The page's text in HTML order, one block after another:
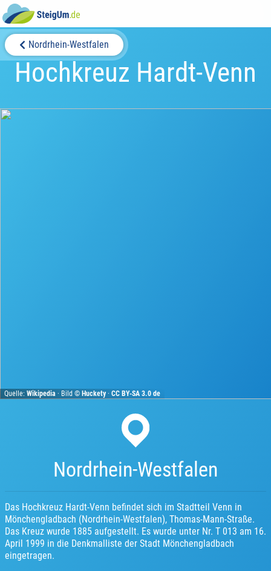
Nordrhein-Westfalen
Hochkreuz Hardt-Venn
Quelle:Wikipedia · Bild ©Huckety ·CC BY-SA 3.0 de
Nordrhein-Westfalen
Das Hochkreuz Hardt-Venn befindet sich im Stadtteil Venn in
Mönchengladbach (Nordrhein-Westfalen), Thomas-Mann-Straße.
Das Kreuz wurde 1885 aufgestellt. Es wurde unter Nr. T 013 am 16.
April 1999 in die Denkmalliste der Stadt Mönchengladbach
eingetragen.